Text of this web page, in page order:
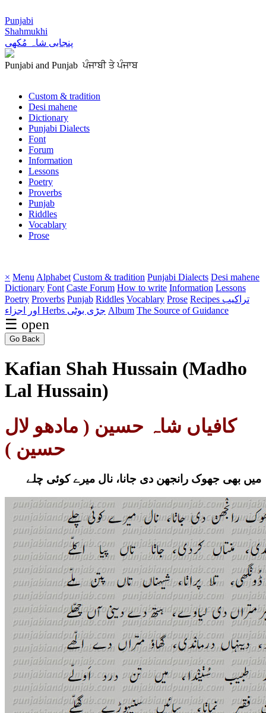
Punjabi
Shahmukhi
پنجابی شاہ مُکھی
Punjabi and Punjab ਪੰਜਾਬੀ ਤੇ ਪੰਜਾਬ
Custom & tradition
Desi mahene
Dictionary
Punjabi Dialects
Font
Forum
Information
Lessons
Poetry
Proverbs
Punjab
Riddles
Vocablary
Prose
× Menu Alphabet Custom & tradition Punjabi Dialects Desi mahene
Dictionary Font Caste Forum How to write Information Lessons
Poetry Proverbs Punjab Riddles Vocablary Prose Recipes تراکیب
Herbs جڑی بوٹی Album The Source of Guidance
☰ open
Go Back
Kafian Shah Hussain (Madho
Lal Hussain)
کافیاں شاہ حسین ( مادھو لال
حسین )
میں بھی جھوک رانجھن دی جانا، نال میرے کوئی چلے